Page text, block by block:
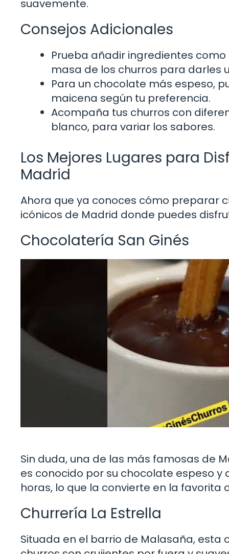
suavemente.
Consejos Adicionales
Prueba añadir ingredientes
masa de los churros para darles
Para un chocolate más espeso,
maicena según tu preferencia.
Acompaña tus churros con
blanco, para variar los sabores.
Los Mejores Lugares para
Madrid
Ahora que ya conoces cómo preparar
icónicos de Madrid donde puedes
Chocolatería San Ginés
Sin duda, una de las más famosas de
es conocido por su chocolate espeso y
horas, lo que la convierte en la
Churrería La Estrella
Situada en el barrio de Malasaña,